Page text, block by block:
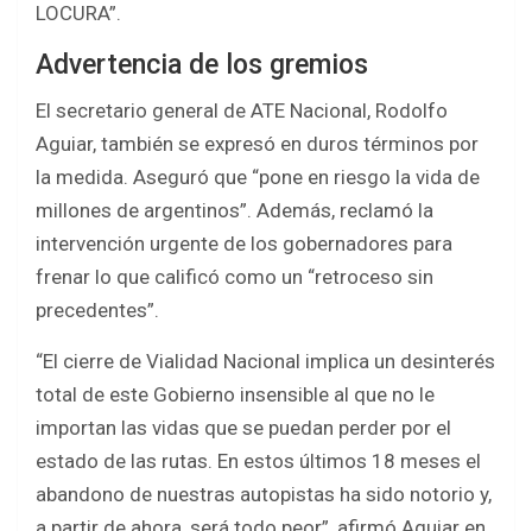
LOCURA”.
Advertencia de los gremios
El secretario general de ATE Nacional, Rodolfo
Aguiar, también se expresó en duros términos por
la medida. Aseguró que “pone en riesgo la vida de
millones de argentinos”. Además, reclamó la
intervención urgente de los gobernadores para
frenar lo que calificó como un “retroceso sin
precedentes”.
“El cierre de Vialidad Nacional implica un desinterés
total de este Gobierno insensible al que no le
importan las vidas que se puedan perder por el
estado de las rutas. En estos últimos 18 meses el
abandono de nuestras autopistas ha sido notorio y,